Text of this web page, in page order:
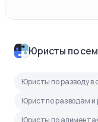
Юристы по
Юристы по разводу в
Юрист по разводам и
Юристы по